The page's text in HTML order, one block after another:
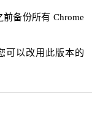
备份所有 Chrome
可以改用此版本的